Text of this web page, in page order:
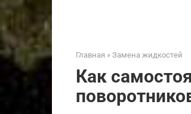
Главная » Замена жидкостей
Как